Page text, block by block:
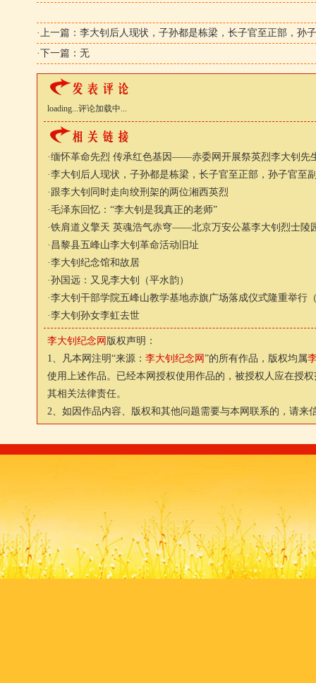
·上一篇： 李大钊后人现状，子孙都是栋梁，长子官至正部，孙
·下一篇：无
loading...评论加载中...
·缅怀革命先烈 传承红色基因——赤委网开展祭英烈李大钊先
·李大钊后人现状，子孙都是栋梁，长子官至正部，孙子官至
· 跟李大钊同时走向绞刑架的两位湘西英烈
·毛泽东回忆：“李大钊是我真正的老师”
·铁肩道义擎天 英魂浩气赤穹——北京万安公墓李大钊烈士陵
· 昌黎县五峰山李大钊革命活动旧址
·李大钊纪念馆和故居
·孙国远：又见李大钊（平水韵）
·李大钊干部学院五峰山教学基地赤旗广场落成仪式隆重举行
·李大钊孙女李虹去世
李大钊纪念网 版权声明：
1、凡本网注明“来源： 李大钊纪念网 ”的所有作品，版权均属
使用上述作品。已经本网授权使用作品的，被授权人应在授
其相关法律责任。
2、如因作品内容、版权和其他问题需要与本网联系的，请来